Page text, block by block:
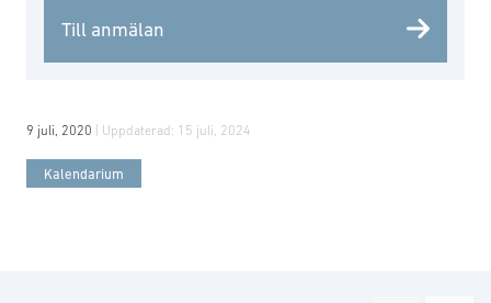
Till anmälan
9 juli, 2020 | Uppdaterad: 15 juli, 2024
Kalendarium